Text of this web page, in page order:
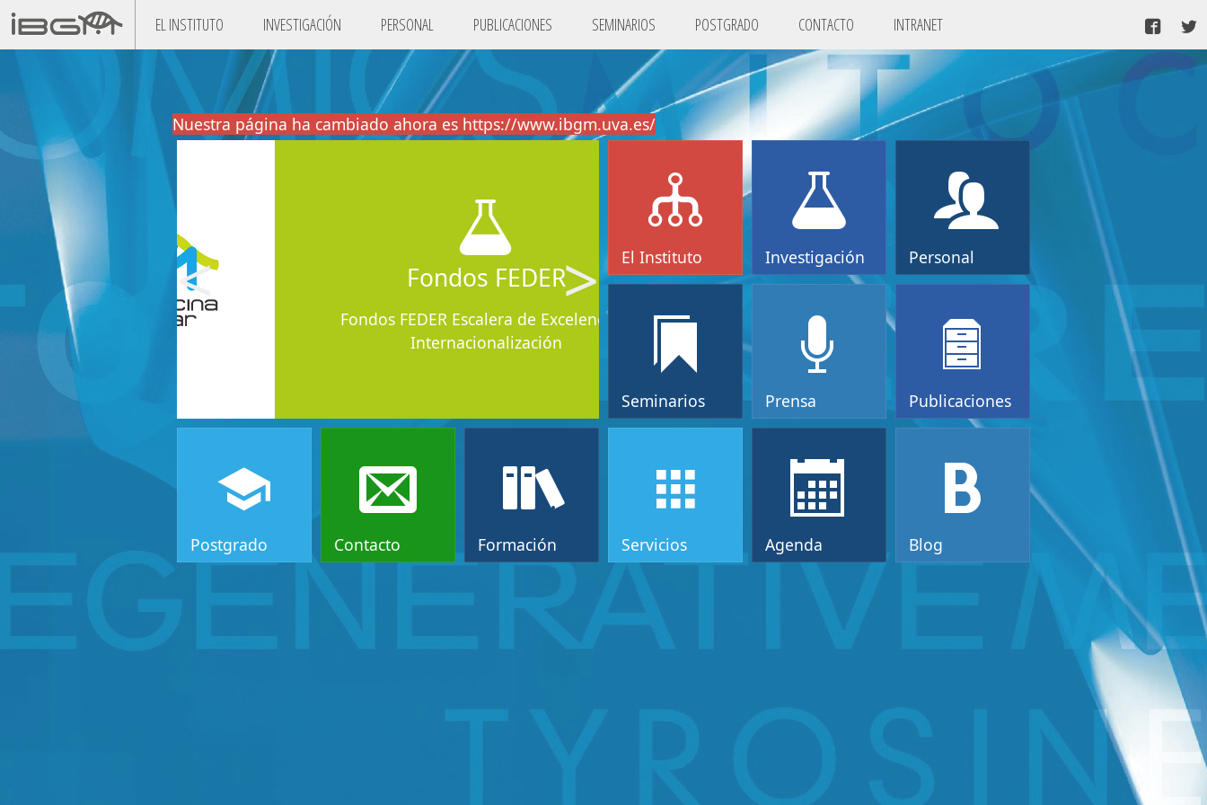
EL INSTITUTO INVESTIGACIÓN PERSONAL PUBLICACIONES SEMINARIOS POSTGRADO CONTACTO INTRANET
Nuestra página ha cambiado ahora es https://www.ibgm.uva.es/
Fondos FEDER
Fondos FEDER Escalera de Excelencia e
Internacionalización
>
< El Instituto Investigación Personal
Seminarios Prensa Publicaciones
Postgrado Contacto Formación Servicios Agenda Blog